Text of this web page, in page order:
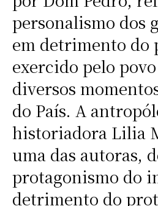
personalismo dos
em detrimento do
exercido pelo
diversos
do País. A
historiadora Lilia
uma das autoras,
protagonismo do
detrimento do